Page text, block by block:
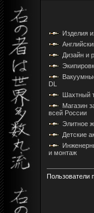
Изделия
Дизайн и
DL
Шахтный
Магазин
всей России
Элитное
Детские
и монтаж
Пользователи